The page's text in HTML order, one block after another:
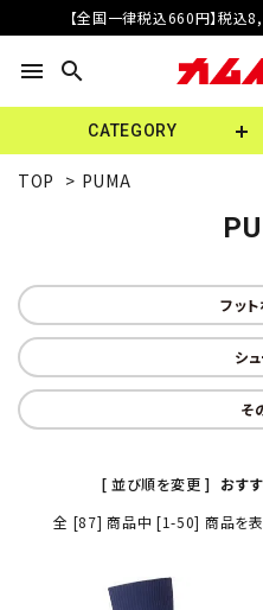
【全国一律税込660円】税込
menu search
CATEGORY
TOP > PUMA
フッ
シ
そ
[ 並び順を変更 ] おす
全 [87] 商品中 [1-50] 商品を表